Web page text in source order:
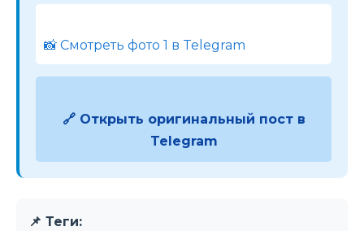
📸 Смотреть фото 1 в Telegram
🔗 Открыть оригинальный пост в
Telegram
📌 Теги: